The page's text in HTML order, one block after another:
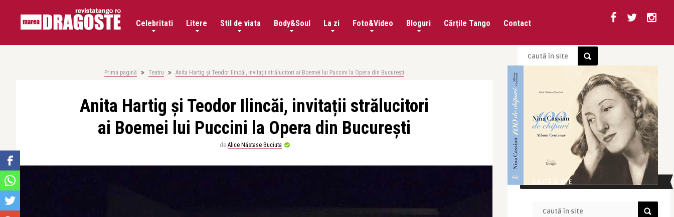
Celebritati Litere Stil de viata Body&Soul La zi Foto&Video Bloguri Cărțile Tango Contact
Prima pagină Teatru Anita Hartig și Teodor Ilincăi, invitații strălucitori ai Boemei lui Puccini la Opera din București
Anita Hartig și Teodor Ilincăi, invitații strălucitori
ai Boemei lui Puccini la Opera din București
de Alice Năstase Buciuta
CAUTĂ ÎN SITE